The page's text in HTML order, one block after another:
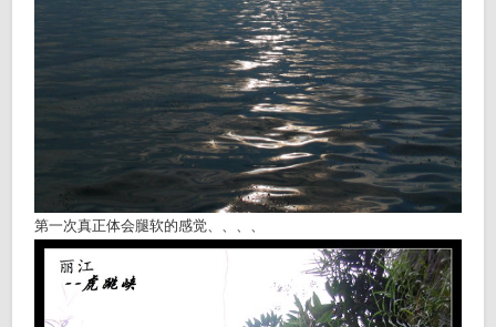
第一次真正体会腿软的感觉、、、、